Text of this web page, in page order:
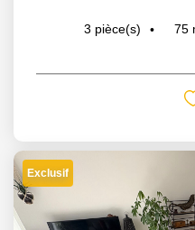
3 pièce(s) 75
Exclusif